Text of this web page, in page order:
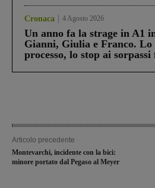
Cronaca 4 Agosto 2026
Un anno fa la strage in A1
Gianni, Giulia e Franco. Lo
processo, lo stop ai
Articolo precedente
Montevarchi, incidente con la bici:
minore portato dal Pegaso al Meyer